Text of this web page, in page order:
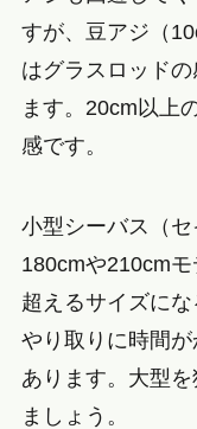
すが、豆アジ（
はグラスロッド
ます。20cm以上
感です。
小型シーバス（
180cmや210cm
超えるサイズにな
やり取りに時間
あります。大型
ましょう。